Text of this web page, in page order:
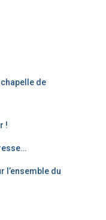
de
!
l’ensemble du